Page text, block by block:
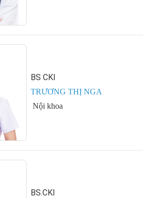
BS CKI
TRƯƠNG THỊ NGA
Nội khoa
BS.CKI